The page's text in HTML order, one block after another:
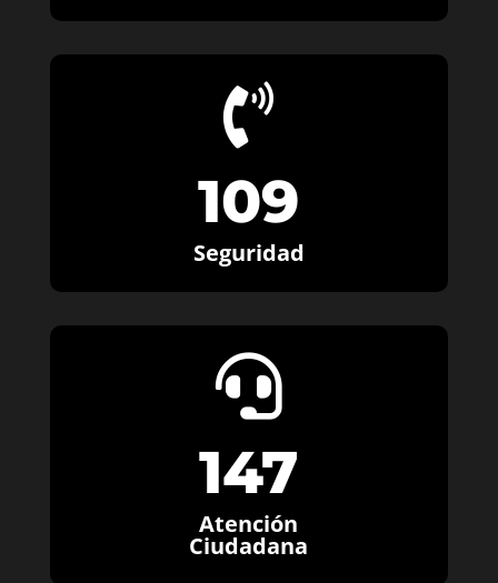

109
Seguridad

147
Atención
Ciudadana